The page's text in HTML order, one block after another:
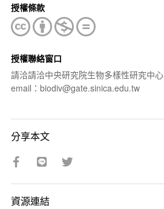
授權條款
授權聯絡窗口
請洽請洽中央研究院生物多樣性研究中心
email：biodiv@gate.sinica.edu.tw
分享本文
資源連結